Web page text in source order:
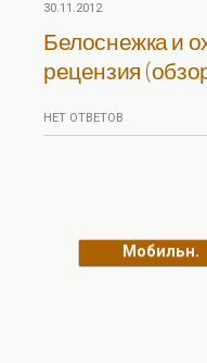
30.11.2012
Белоснежка и
рецензия
НЕТ ОТВЕТОВ
Мобильн.